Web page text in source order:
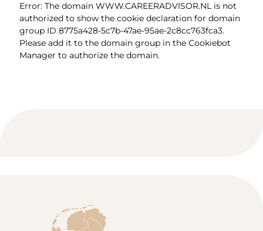
Error: The domain WWW.CAREERADVISOR.NL is not
authorized to show the cookie declaration for domain
group ID 8775a428-5c7b-47ae-95ae-2c8cc763fca3.
Please add it to the domain group in the Cookiebot
Manager to authorize the domain.